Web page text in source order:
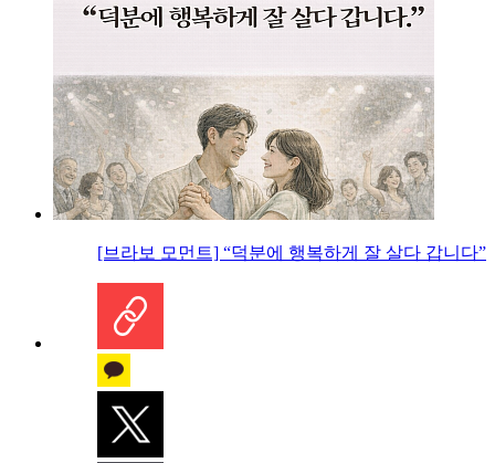
[브라보 모먼트] “덕분에 행복하게 잘 살다 갑니다”